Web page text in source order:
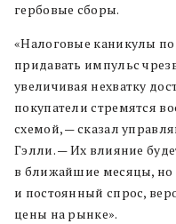
гербовые сборы.
«Налоговые каникулы
придавать импульс
увеличивая нехватку
покупатели стремятся
схемой, — сказал
Гэлли. — Их влияние
в ближайшие месяцы, но
и постоянный спрос,
цены на рынке».